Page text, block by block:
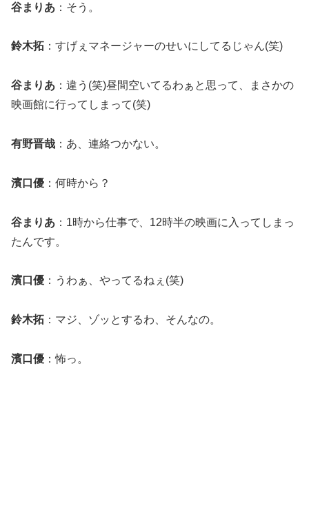
谷まりあ ：そう。
鈴木拓 ：すげぇマネージャーのせいにしてるじゃん(笑)
谷まりあ ：違う(笑)昼間空いてるわぁと思って、まさかの
映画館に行ってしまって(笑)
有野晋哉 ：あ、連絡つかない。
濱口優 ：何時から？
谷まりあ ：1時から仕事で、12時半の映画に入ってしまっ
たんです。
濱口優 ：うわぁ、やってるねぇ(笑)
鈴木拓 ：マジ、ゾッとするわ、そんなの。
濱口優 ：怖っ。